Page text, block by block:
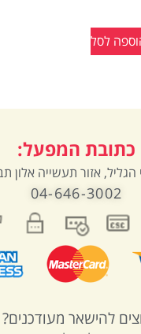
לסל
כתובת המפעל:
הגליל, אזור תעשייה אלון
04-646-3002
להישאר מעודכנים?